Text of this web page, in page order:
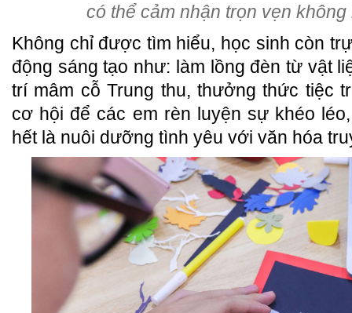
có thể cảm nhận trọn vẹn
Không chỉ được tìm hiểu, học sinh còn
động sáng tạo như: làm lồng đèn từ vật
trí mâm cỗ Trung thu, thưởng thức tiệc
cơ hội để các em rèn luyện sự khéo
hết là nuôi dưỡng tình yêu với văn hóa